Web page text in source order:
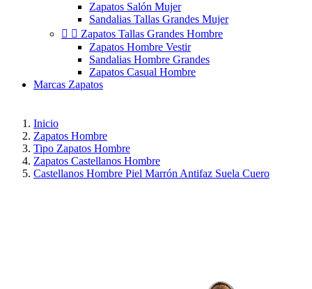
Zapatos Salón Mujer
Sandalias Tallas Grandes Mujer
  Zapatos Tallas Grandes Hombre
Zapatos Hombre Vestir
Sandalias Hombre Grandes
Zapatos Casual Hombre
Marcas Zapatos
Inicio
Zapatos Hombre
Tipo Zapatos Hombre
Zapatos Castellanos Hombre
Castellanos Hombre Piel Marrón Antifaz Suela Cuero